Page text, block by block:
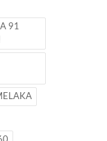
91